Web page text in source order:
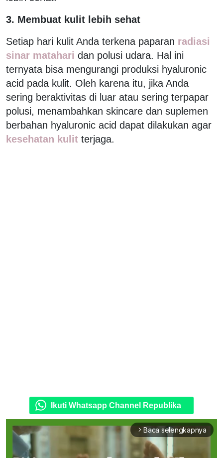
3. Membuat kulit lebih sehat
Setiap hari kulit Anda terkena paparan radiasi
sinar matahari dan polusi udara. Hal ini
ternyata bisa mengurangi produksi hyaluronic
acid pada kulit. Oleh karena itu, jika Anda
sering beraktivitas di luar atau sering terpapar
polusi, menambahkan skincare dan suplemen
berbahan hyaluronic acid dapat dilakukan agar
kesehatan kulit terjaga.
Ikuti Whatsapp Channel Republika
arrow_forward_ios Baca selengkapnya